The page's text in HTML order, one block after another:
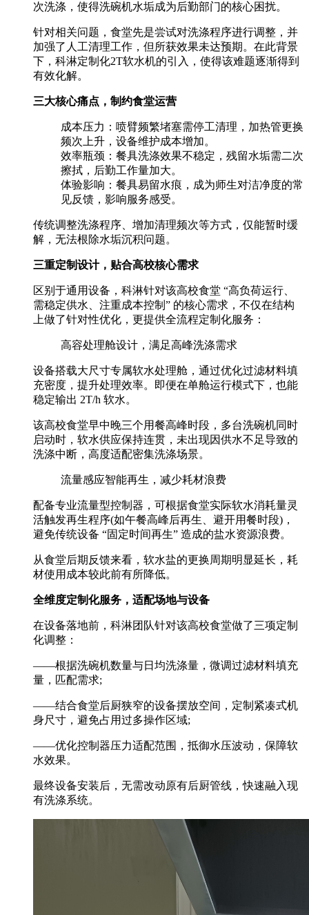
次洗涤，使得洗碗机水垢成为后勤部门的核心困扰。
针对相关问题，食堂先是尝试对洗涤程序进行调整，并
加强了人工清理工作，但所获效果未达预期。在此背景
下，科淋定制化2T软水机的引入，使得该难题逐渐得到
有效化解。
三大核心痛点，制约食堂运营
成本压力：喷臂频繁堵塞需停工清理，加热管更换
频次上升，设备维护成本增加。
效率瓶颈：餐具洗涤效果不稳定，残留水垢需二次
擦拭，后勤工作量加大。
体验影响：餐具易留水痕，成为师生对洁净度的常
见反馈，影响服务感受。
传统调整洗涤程序、增加清理频次等方式，仅能暂时缓
解，无法根除水垢沉积问题。
三重定制设计，贴合高校核心需求
区别于通用设备，科淋针对该高校食堂 “高负荷运行、
需稳定供水、注重成本控制” 的核心需求，不仅在结构
上做了针对性优化，更提供全流程定制化服务：
高容处理舱设计，满足高峰洗涤需求
设备搭载大尺寸专属软水处理舱，通过优化过滤材料填
充密度，提升处理效率。即便在单舱运行模式下，也能
稳定输出 2T/h 软水。
该高校食堂早中晚三个用餐高峰时段，多台洗碗机同时
启动时，软水供应保持连贯，未出现因供水不足导致的
洗涤中断，高度适配密集洗涤场景。
流量感应智能再生，减少耗材浪费
配备专业流量型控制器，可根据食堂实际软水消耗量灵
活触发再生程序(如午餐高峰后再生、避开用餐时段)，
避免传统设备 “固定时间再生” 造成的盐水资源浪费。
从食堂后期反馈来看，软水盐的更换周期明显延长，耗
材使用成本较此前有所降低。
全维度定制化服务，适配场地与设备
在设备落地前，科淋团队针对该高校食堂做了三项定制
化调整：
——根据洗碗机数量与日均洗涤量，微调过滤材料填充
量，匹配需求;
——结合食堂后厨狭窄的设备摆放空间，定制紧凑式机
身尺寸，避免占用过多操作区域;
——优化控制器压力适配范围，抵御水压波动，保障软
水效果。
最终设备安装后，无需改动原有后厨管线，快速融入现
有洗涤系统。